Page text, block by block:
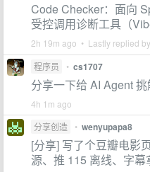
Code Checker：面向
受控调用诊断工具（
2h 19m ago • Lastly replied by
程序员 • cs1707
分享一下给 AI Agent
4h 1m ago
分享创造
• wenyupapa8
[分享] 写了个豆瓣电影
源、推 115 离线、字